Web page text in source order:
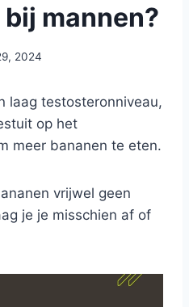
mannen?
2024
laag testosteronniveau,
op het
meer bananen te eten.
vrijwel geen
je je misschien af of